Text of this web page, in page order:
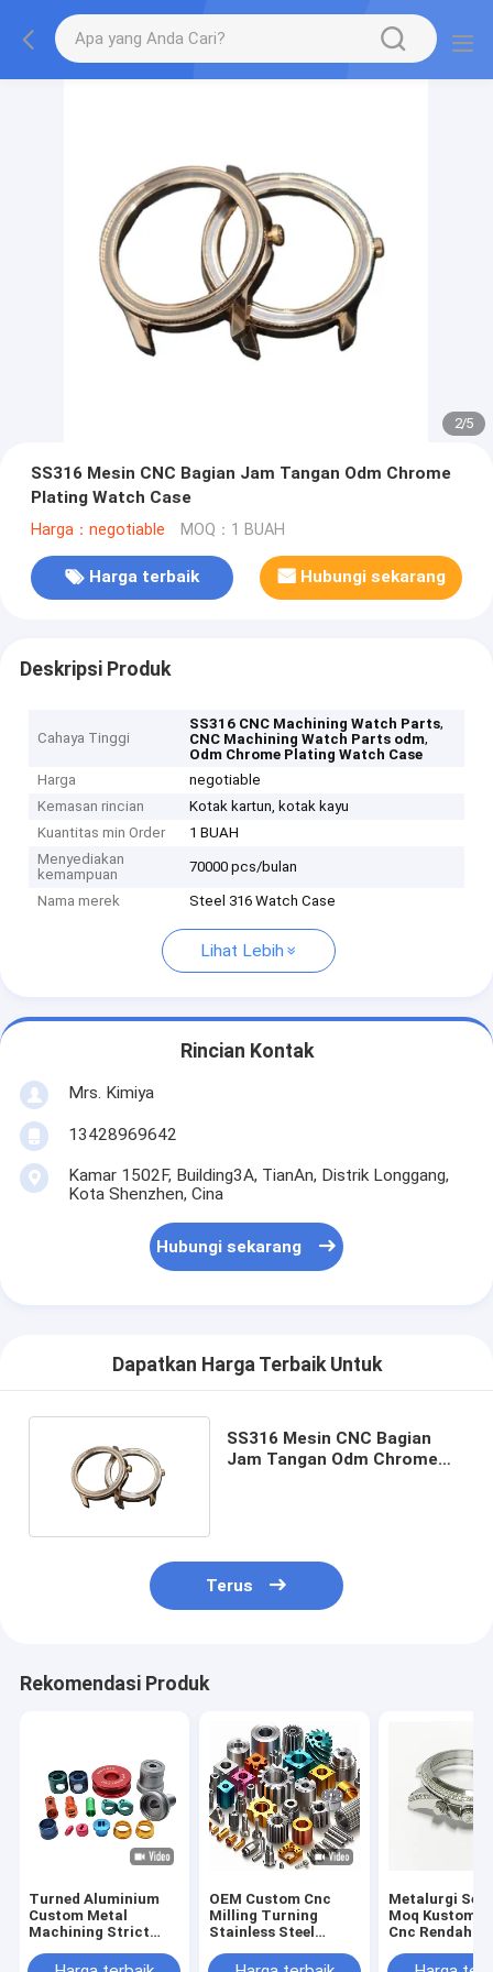
2/5
SS316 Mesin CNC Bagian Jam Tangan Odm Chrome
Plating Watch Case
Harga：negotiable MOQ：1 BUAH
Harga terbaik Hubungi sekarang
Deskripsi Produk
Cahaya Tinggi
SS316 CNC Machining Watch Parts,
CNC Machining Watch Parts odm,
Odm Chrome Plating Watch Case
Harga
negotiable
Kemasan rincian
Kotak kartun, kotak kayu
Kuantitas min Order
1 BUAH
Menyediakan
kemampuan
70000 pcs/bulan
Nama merek Steel 316 Watch Case
Lihat Lebih
Rincian Kontak
Mrs. Kimiya
13428969642
Kamar 1502F, Building3A, TianAn, Distrik Longgang,
Kota Shenzhen, Cina
Hubungi sekarang
Dapatkan Harga Terbaik Untuk
SS316 Mesin CNC Bagian
Jam Tangan Odm Chrome
Terus
Rekomendasi Produk
Turned Aluminium
Custom Metal
Machining Strict
Machine Spare Parts
OEM Custom Cnc
Milling Turning
Stainless Steel
Metal Parts 5 Axis
Metalurgi
Moq Kustom
Cnc Rendah 10
Menonton